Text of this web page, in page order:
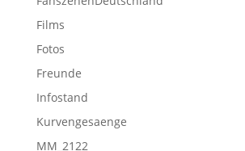
Films
Fotos
Freunde
Infostand
Kurvengesaenge
MM_2122